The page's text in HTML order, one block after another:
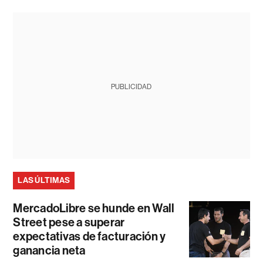
PUBLICIDAD
LAS ÚLTIMAS
MercadoLibre se hunde en Wall
Street pese a superar
expectativas de facturación y
ganancia neta